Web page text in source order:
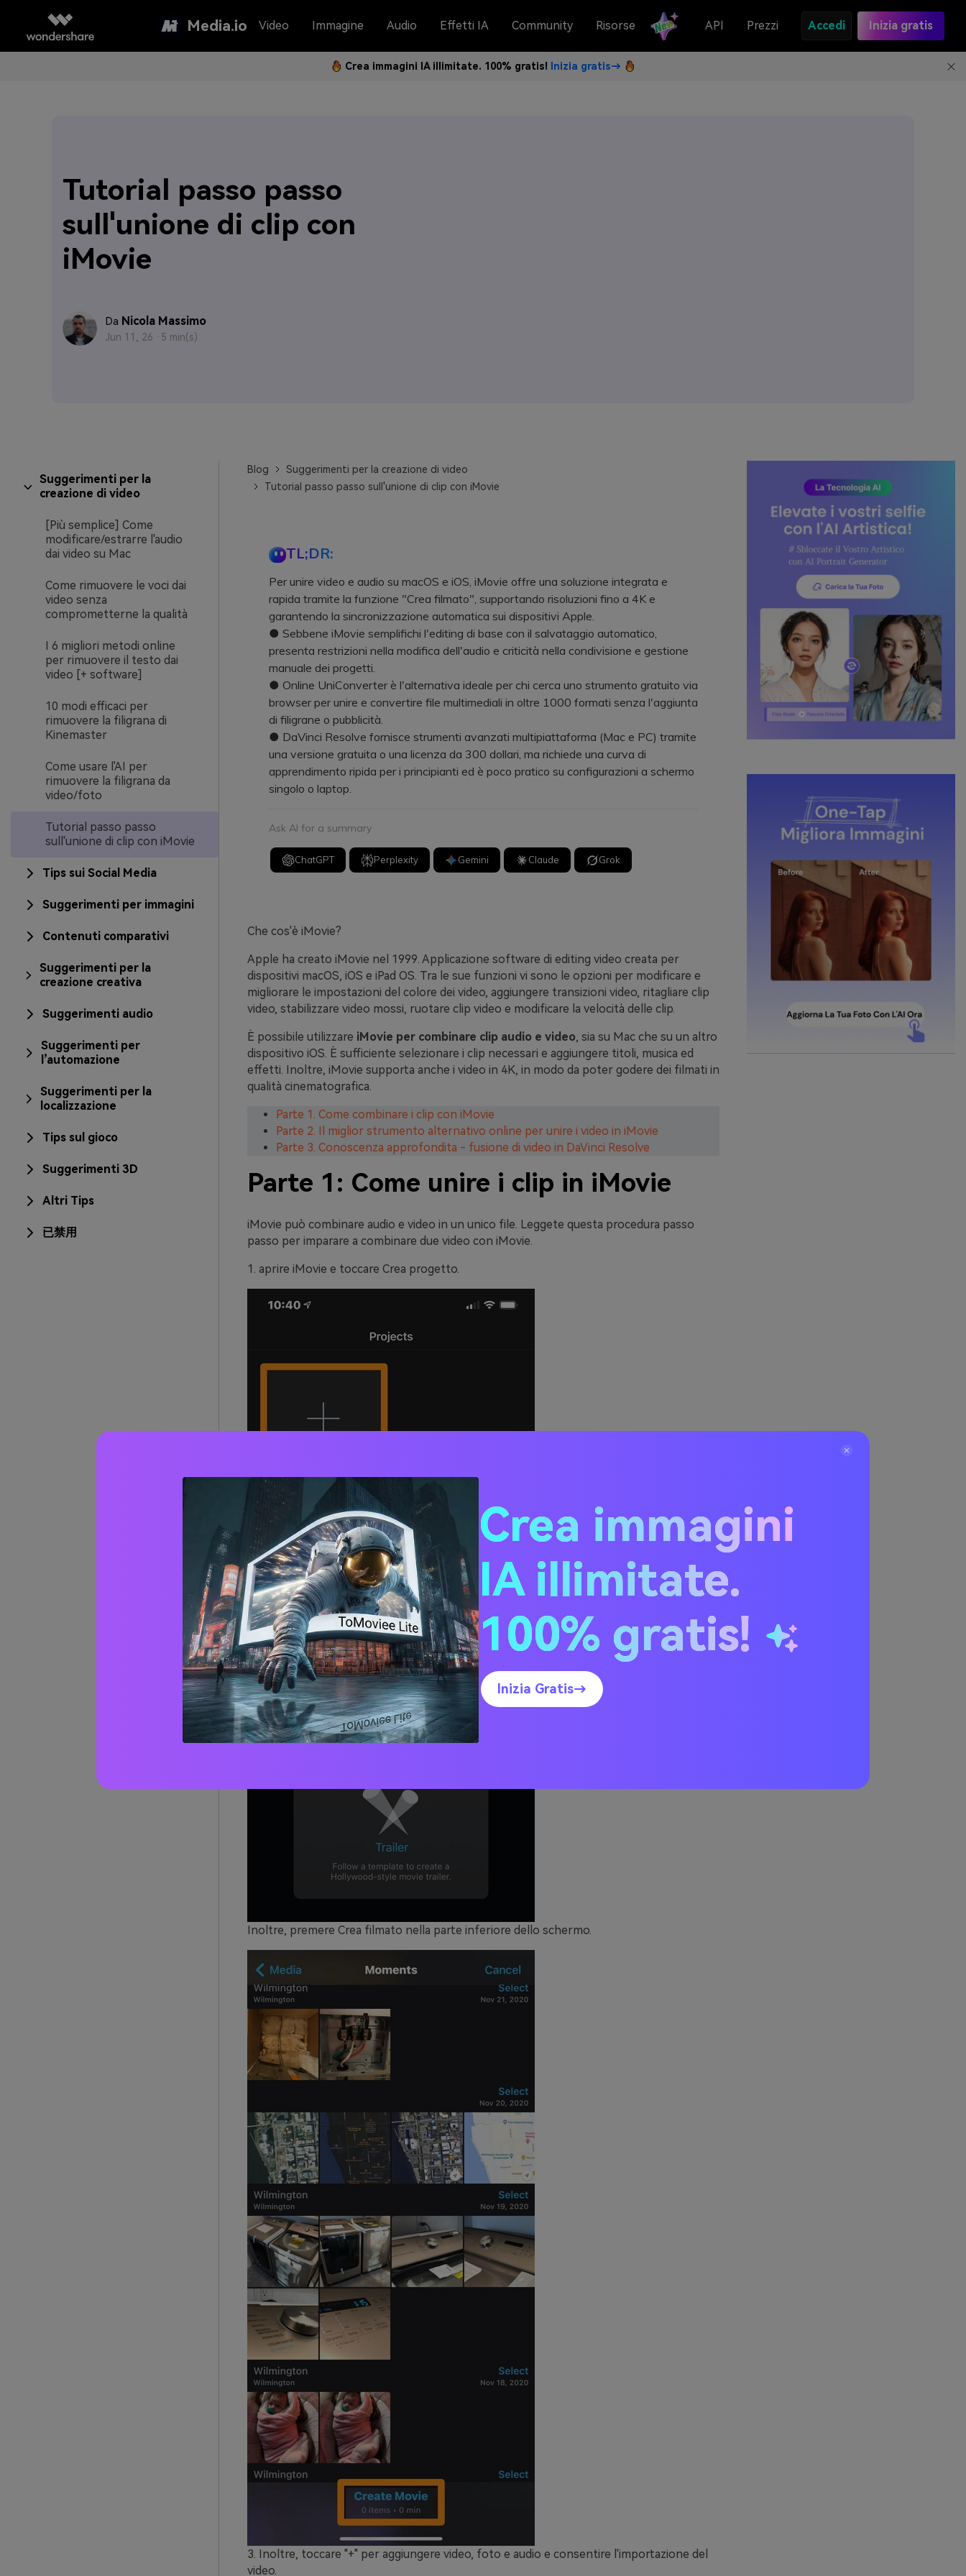
Media.io Video Immagine Audio Effetti IA Community Risorse API Prezzi Accedi Inizia gratis
Crea immagini IA illimitate. 100% gratis! Inizia gratis→
Tutorial passo passo
sull'unione di clip con
iMovie
Da Nicola Massimo
Jun 11, 26 · 5 min(s)
Suggerimenti per la
creazione di video
[Più semplice] Come
modificare/estrarre l'audio
dai video su Mac
Come rimuovere le voci dai
video senza
comprometterne la qualità
I 6 migliori metodi online
per rimuovere il testo dai
video [+ software]
10 modi efficaci per
rimuovere la filigrana di
Kinemaster
Come usare l'AI per
rimuovere la filigrana da
video/foto
Tutorial passo passo
sull'unione di clip con iMovie
Tips sui Social Media
Suggerimenti per immagini
Contenuti comparativi
Suggerimenti per la
creazione creativa
Suggerimenti audio
Suggerimenti per
l’automazione
Suggerimenti per la
localizzazione
Tips sul gioco
Suggerimenti 3D
Altri Tips
已禁用
Blog
Suggerimenti per la creazione di video
Tutorial passo passo sull'unione di clip con iMovie
TL;DR:
Per unire video e audio su macOS e iOS, iMovie offre una soluzione integrata e
rapida tramite la funzione "Crea filmato", supportando risoluzioni fino a 4K e
garantendo la sincronizzazione automatica sui dispositivi Apple.
● Sebbene iMovie semplifichi l'editing di base con il salvataggio automatico,
presenta restrizioni nella modifica dell'audio e criticità nella condivisione e gestione
manuale dei progetti.
● Online UniConverter è l'alternativa ideale per chi cerca uno strumento gratuito via
browser per unire e convertire file multimediali in oltre 1000 formati senza l'aggiunta
di filigrane o pubblicità.
● DaVinci Resolve fornisce strumenti avanzati multipiattaforma (Mac e PC) tramite
una versione gratuita o una licenza da 300 dollari, ma richiede una curva di
apprendimento ripida per i principianti ed è poco pratico su configurazioni a schermo
singolo o laptop.
Ask AI for a summary
ChatGPT Perplexity Gemini Claude Grok
Che cos'è iMovie?
Apple ha creato iMovie nel 1999. Applicazione software di editing video creata per
dispositivi macOS, iOS e iPad OS. Tra le sue funzioni vi sono le opzioni per modificare e
migliorare le impostazioni del colore dei video, aggiungere transizioni video, ritagliare clip
video, stabilizzare video mossi, ruotare clip video e modificare la velocità delle clip.
È possibile utilizzare iMovie per combinare clip audio e video, sia su Mac che su un altro
dispositivo iOS. È sufficiente selezionare i clip necessari e aggiungere titoli, musica ed
effetti. Inoltre, iMovie supporta anche i video in 4K, in modo da poter godere dei filmati in
qualità cinematografica.
Parte 1. Come combinare i clip con iMovie
Parte 2. Il miglior strumento alternativo online per unire i video in iMovie
Parte 3. Conoscenza approfondita - fusione di video in DaVinci Resolve
Parte 1: Come unire i clip in iMovie
iMovie può combinare audio e video in un unico file. Leggete questa procedura passo
passo per imparare a combinare due video con iMovie.
1. aprire iMovie e toccare Crea progetto.
2. selezionare Movief dall'opzione Nuovo progetto.
Inoltre, premere Crea filmato nella parte inferiore dello schermo.
3. Inoltre, toccare "+" per aggiungere video, foto e audio e consentire l'importazione del
video.
Crea immagini
IA illimitate.
100% gratis!
Inizia Gratis→